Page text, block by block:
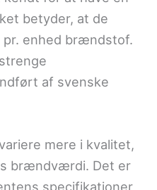
betyder, at de
pr. enhed brændstof.
af svenske
mere i kvalitet,
brændværdi. Det er
specifikationer